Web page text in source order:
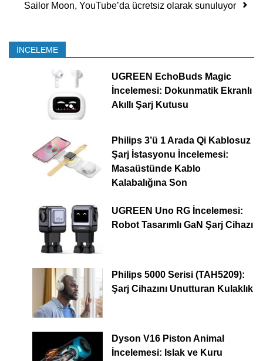
Sailor Moon, YouTube’da ücretsiz olarak sunuluyor
İNCELEME
UGREEN EchoBuds Magic
İncelemesi: Dokunmatik Ekranlı
Akıllı Şarj Kutusu
Philips 3’ü 1 Arada Qi Kablosuz
Şarj İstasyonu İncelemesi:
Masaüstünde Kablo
Kalabalığına Son
UGREEN Uno RG İncelemesi:
Robot Tasarımlı GaN Şarj Cihazı
Philips 5000 Serisi (TAH5209):
Şarj Cihazını Unutturan Kulaklık
Dyson V16 Piston Animal
İncelemesi: Islak ve Kuru